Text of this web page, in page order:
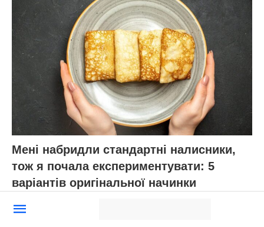
Мені набридли стандартні налисники,
тож я почала експериментувати: 5
варіантів оригінальної начинки